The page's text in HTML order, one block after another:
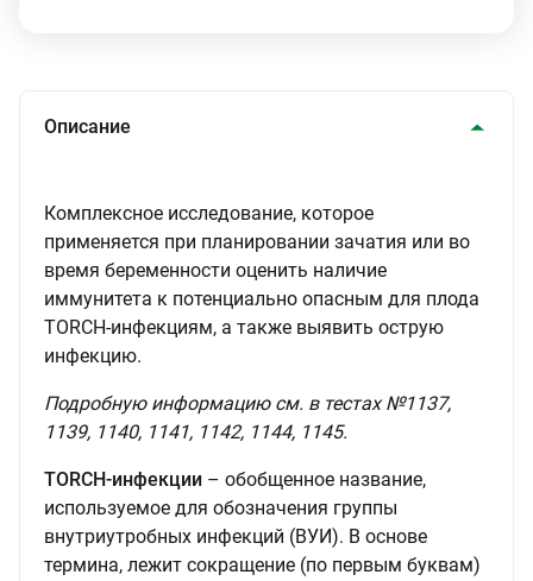
Описание
Комплексное исследование, которое
применяется при планировании зачатия или во
время беременности оценить наличие
иммунитета к потенциально опасным для плода
TORCH-инфекциям, а также выявить острую
инфекцию.
Подробную информацию см. в тестах №1137,
1139, 1140, 1141, 1142, 1144, 1145.
TОRCH-инфекции – обобщенное название,
используемое для обозначения группы
внутриутробных инфекций (ВУИ). В основе
термина, лежит сокращение (по первым буквам)